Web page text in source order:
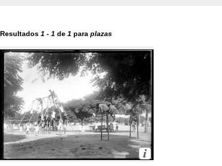
Resultados 1 - 1 de 1 para plazas